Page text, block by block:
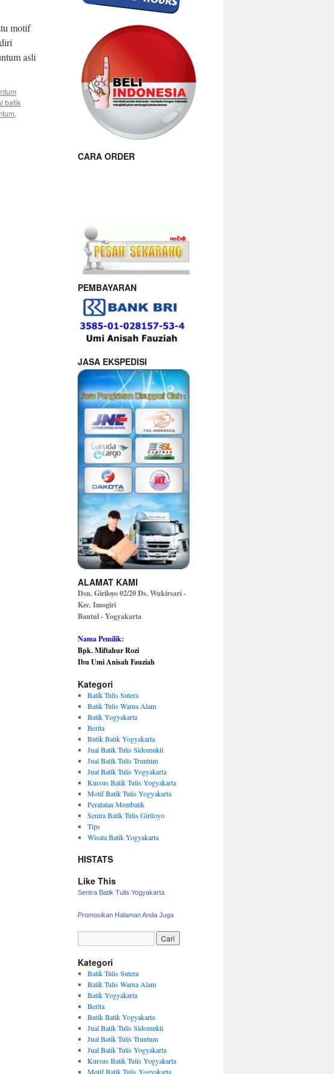
motif
asli
batik
,
CARA ORDER
PEMBAYARAN
JASA EKSPEDISI
ALAMAT KAMI
Dsn. Giriloyo 02/20 Ds. Wukirsari -
Kec. Imogiri
Bantul - Yogyakarta
Nama Pemilik:
Bpk. Miftahur Rozi
Ibu Umi Anisah Fauziah
Kategori
Batik Tulis Sutera
Batik Tulis Warna Alam
Batik Yogyakarta
Berita
Butik Batik Yogyakarta
Jual Batik Tulis Sidomukti
Jual Batik Tulis Truntum
Jual Batik Tulis Yogyakarta
Kursus Batik Tulis Yogyakarta
Motif Batik Tulis Yogyakarta
Peralatan Membatik
Sentra Batik Tulis Giriloyo
Tips
Wisata Batik Yogyakarta
HISTATS
Like This
Sentra Batik Tulis Yogyakarta
Promosikan Halaman Anda Juga
Kategori
Batik Tulis Sutera
Batik Tulis Warna Alam
Batik Yogyakarta
Berita
Butik Batik Yogyakarta
Jual Batik Tulis Sidomukti
Jual Batik Tulis Truntum
Jual Batik Tulis Yogyakarta
Kursus Batik Tulis Yogyakarta
Motif Batik Tulis Yogyakarta